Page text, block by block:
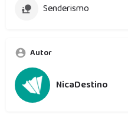
Senderismo
Autor
NicaDestino